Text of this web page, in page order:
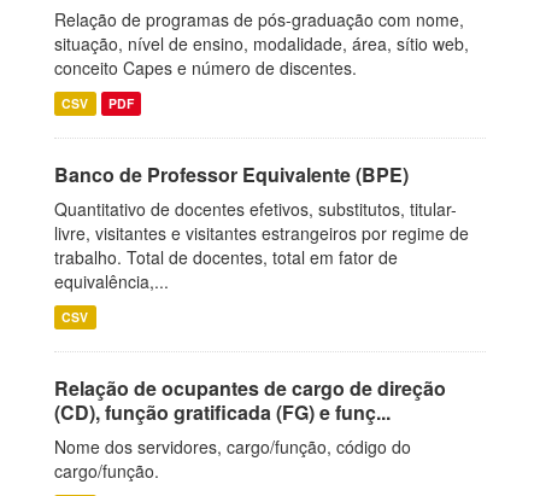
Relação de programas de pós-graduação com nome,
situação, nível de ensino, modalidade, área, sítio web,
conceito Capes e número de discentes.
CSV PDF
Banco de Professor Equivalente (BPE)
Quantitativo de docentes efetivos, substitutos, titular-
livre, visitantes e visitantes estrangeiros por regime de
trabalho. Total de docentes, total em fator de
equivalência,...
CSV
Relação de ocupantes de cargo de direção
(CD), função gratificada (FG) e funç...
Nome dos servidores, cargo/função, código do
cargo/função.